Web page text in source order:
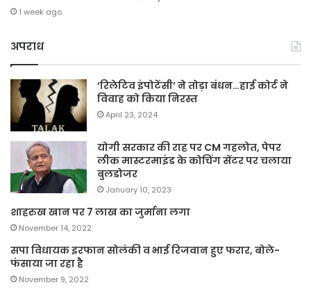
1 week ago
अपराध
‘रिलेटिव इंपोटेंसी’ ने तोड़ा बंधन…हाई कोर्ट ने
विवाह को किया निरस्त
April 23, 2024
योगी सरकार की राह पर CM गहलोत, पेपर
लीक मास्टरमाइंड के कोचिंग सेंटर पर चलाया
बुलडोजर
January 10, 2023
शाहरुख खान पर 7 लाख का जुर्माना लगा
November 14, 2022
सपा विधायक इरफान सोलंकी व भाई रिजवान हुए फरार, बोले-
फंसाया जा रहा है
November 9, 2022